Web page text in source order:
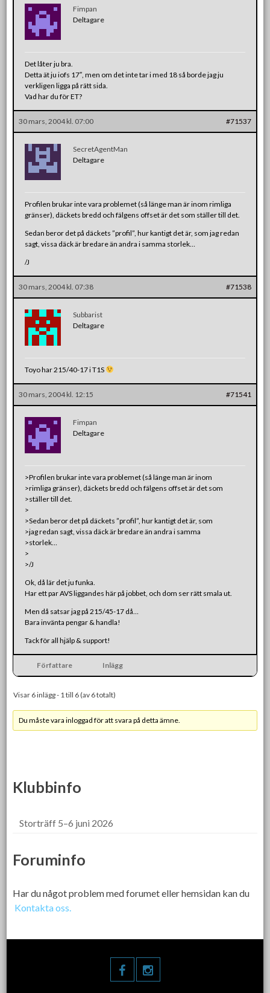
Fimpan
Deltagare
Det låter ju bra.
Detta ät ju iofs 17″, men om det inte tar i med 18 så borde jag ju
verkligen ligga på rätt sida.
Vad har du för ET?
30 mars, 2004 kl. 07:00 #71537
SecretAgentMan
Deltagare
Profilen brukar inte vara problemet (så länge man är inom rimliga
gränser), däckets bredd och fälgens offset är det som ställer till det.
Sedan beror det på däckets ”profil”, hur kantigt det är, som jag redan
sagt, vissa däck är bredare än andra i samma storlek…
/J
30 mars, 2004 kl. 07:38 #71538
Subbarist
Deltagare
Toyo har 215/40-17 i T1S
30 mars, 2004 kl. 12:15 #71541
Fimpan
Deltagare
>Profilen brukar inte vara problemet (så länge man är inom
>rimliga gränser), däckets bredd och fälgens offset är det som
>ställer till det.
>
>Sedan beror det på däckets ”profil”, hur kantigt det är, som
>jag redan sagt, vissa däck är bredare än andra i samma
>storlek…
>
>/J
Ok, då lär det ju funka.
Har ett par AVS liggandes här på jobbet, och dom ser rätt smala ut.
Men då satsar jag på 215/45-17 då…
Bara invänta pengar & handla!
Tack för all hjälp & support!
Författare Inlägg
Visar 6 inlägg - 1 till 6 (av 6 totalt)
Du måste vara inloggad för att svara på detta ämne.
Klubbinfo
Storträff 5–6 juni 2026
Foruminfo
Har du något problem med forumet eller hemsidan kan du
Kontakta oss.